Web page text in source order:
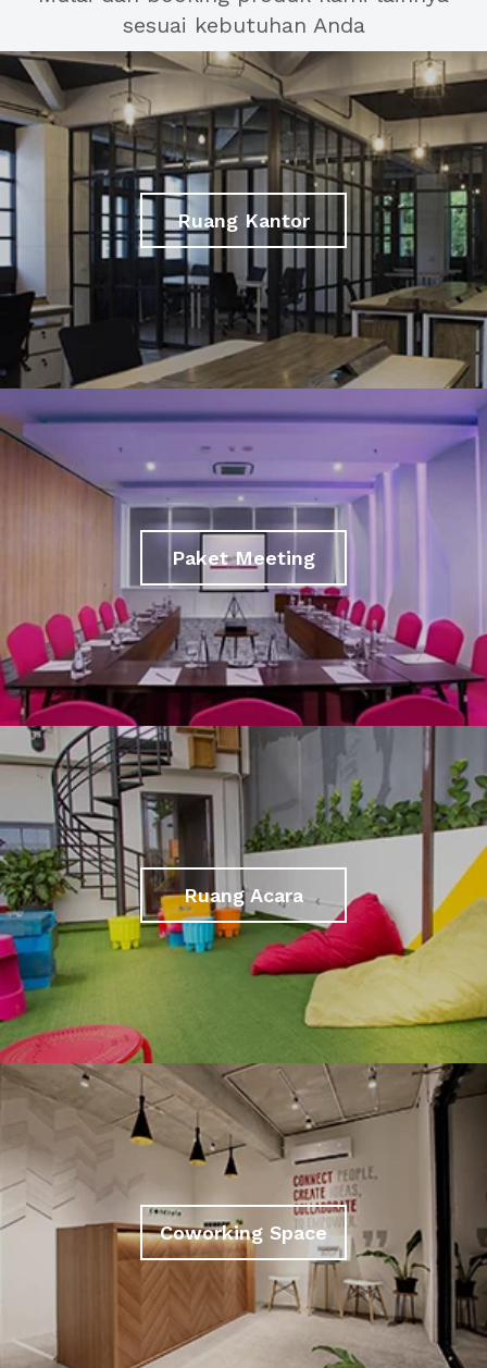
sesuai kebutuhan Anda
Ruang Kantor
Paket Meeting
Ruang Acara
Coworking Space